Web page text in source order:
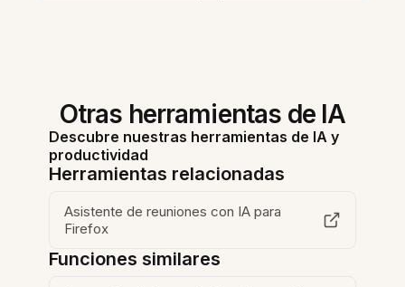
Otras herramientas de IA
Descubre nuestras herramientas de IA y
productividad
Herramientas relacionadas
Asistente de reuniones con IA para
Firefox
Funciones similares